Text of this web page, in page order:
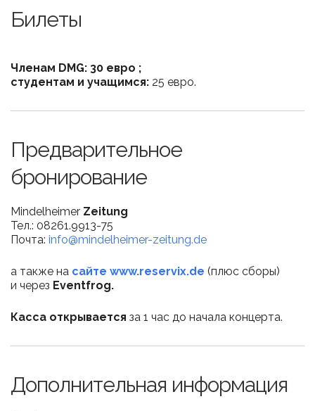
Билеты
Членам DMG: 30 евро ;
студентам и учащимся: 25 евро.
Предварительное
бронирование
Mindelheimer Zeitung
Тел.: 08261.9913-75
Почта: info@mindelheimer-zeitung.de
а также на сайте www.reservix.de (плюс сборы)
и через Eventfrog.
Касса открывается за 1 час до начала концерта.
Дополнительная информация